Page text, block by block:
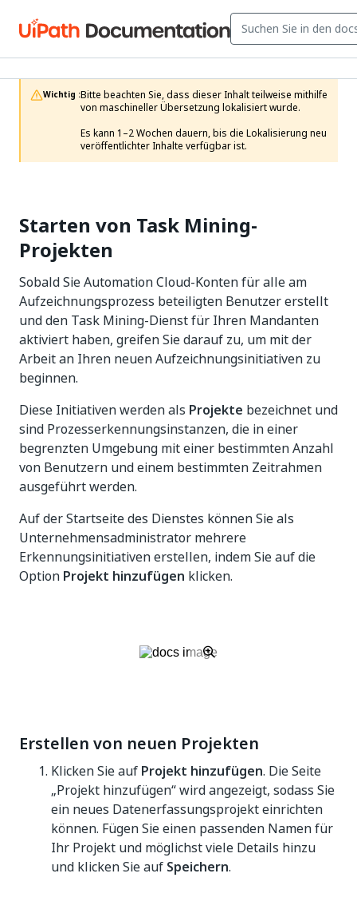
Wichtig :Bitte beachten Sie, dass dieser Inhalt teilweise mithilfe
von maschineller Übersetzung lokalisiert wurde.
Es kann 1–2 Wochen dauern, bis die Lokalisierung neu
veröffentlichter Inhalte verfügbar ist.
Starten von Task Mining-
Projekten
Sobald Sie Automation Cloud-Konten für alle am
Aufzeichnungsprozess beteiligten Benutzer erstellt
und den Task Mining-Dienst für Ihren Mandanten
aktiviert haben, greifen Sie darauf zu, um mit der
Arbeit an Ihren neuen Aufzeichnungsinitiativen zu
beginnen.
Diese Initiativen werden als Projekte bezeichnet und
sind Prozesserkennungsinstanzen, die in einer
begrenzten Umgebung mit einer bestimmten Anzahl
von Benutzern und einem bestimmten Zeitrahmen
ausgeführt werden.
Auf der Startseite des Dienstes können Sie als
Unternehmensadministrator mehrere
Erkennungsinitiativen erstellen, indem Sie auf die
Option Projekt hinzufügen klicken.
Erstellen von neuen Projekten
Klicken Sie auf Projekt hinzufügen. Die Seite
„Projekt hinzufügen“ wird angezeigt, sodass Sie
ein neues Datenerfassungsprojekt einrichten
können. Fügen Sie einen passenden Namen für
Ihr Projekt und möglichst viele Details hinzu
und klicken Sie auf Speichern.